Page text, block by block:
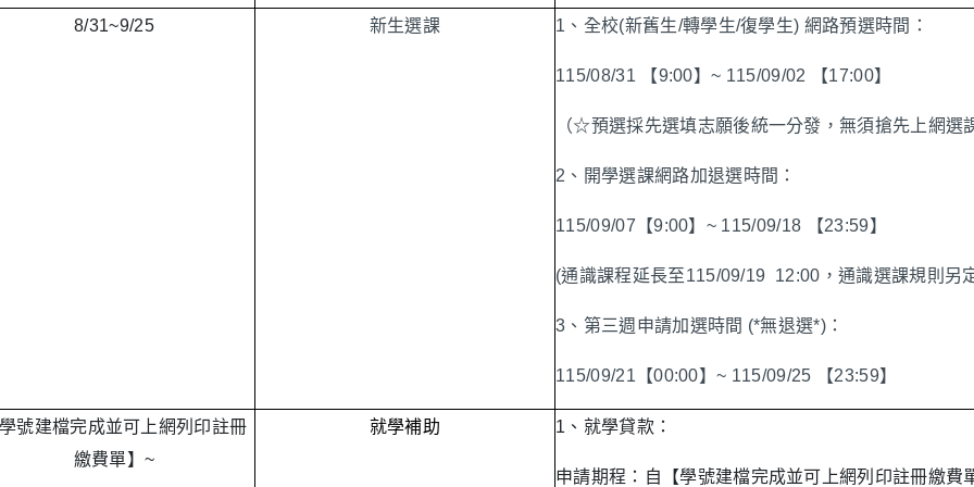
8/31~9/25 新生選課 1、全校(新舊生/轉學生/復學生) 網路預選時間：
115/08/31 【9:00】~ 115/09/02 【17:00】
（☆預選採先選填志願後統一分發，無須搶先上網選
2、開學選課網路加退選時間：
115/09/07【9:00】~ 115/09/18 【23:59】
(通識課程延長至115/09/19 12:00，通識選課規則另
3、第三週申請加選時間 (*無退選*)：
115/09/21【00:00】~ 115/09/25 【23:59】
號建檔完成並可上網列印註冊
繳費單】~
就學補助 1、就學貸款：
申請期程：自【學號建檔完成並可上網列印註冊繳費